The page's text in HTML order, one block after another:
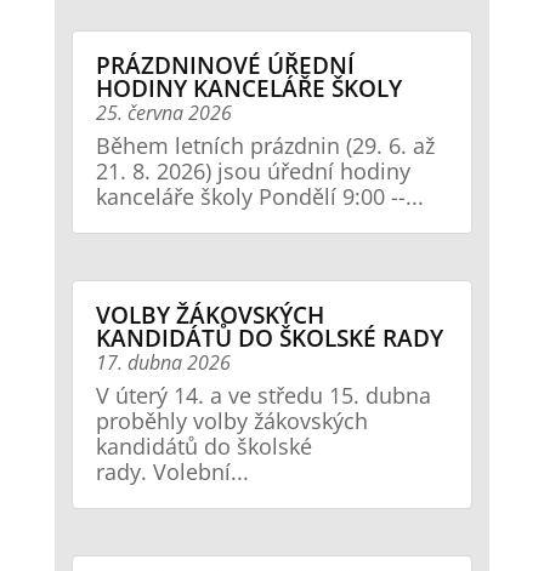
PRÁZDNINOVÉ ÚŘEDNÍ
HODINY KANCELÁŘE ŠKOLY
25. června 2026
Během letních prázdnin (29. 6. až
21. 8. 2026) jsou úřední hodiny
kanceláře školy Pondělí 9:00 --...
VOLBY ŽÁKOVSKÝCH
KANDIDÁTŮ DO ŠKOLSKÉ RADY
17. dubna 2026
V úterý 14. a ve středu 15. dubna
proběhly volby žákovských
kandidátů do školské
rady. Volební...